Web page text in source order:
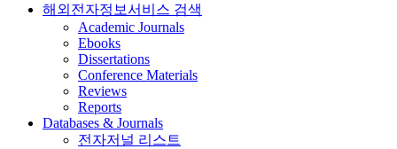
해외전자정보서비스 검색
Academic Journals
Ebooks
Dissertations
Conference Materials
Reviews
Reports
Databases & Journals
전자저널 리스트